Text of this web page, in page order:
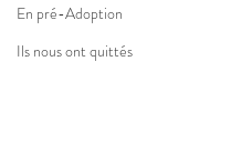
En pré-Adoption
Ils nous ont quittés